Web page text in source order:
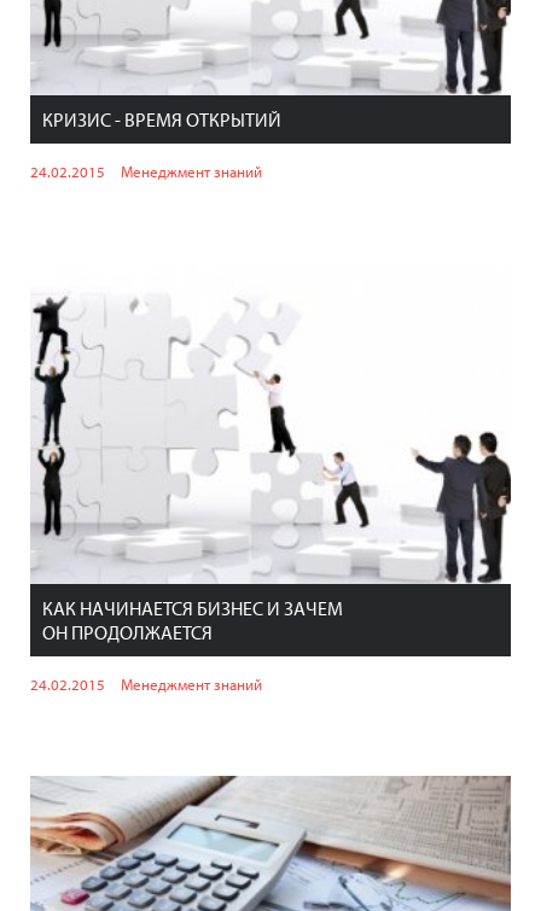
КРИЗИС - ВРЕМЯ ОТКРЫТИЙ
24.02.2015 Менеджмент знаний
КАК НАЧИНАЕТСЯ БИЗНЕС И ЗАЧЕМ
ОН ПРОДОЛЖАЕТСЯ
24.02.2015 Менеджмент знаний